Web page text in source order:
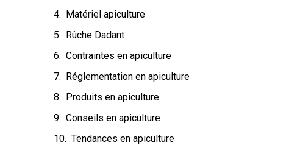
Matériel apiculture
Rûche Dadant
Contraintes en apiculture
Réglementation en apiculture
Produits en apiculture
Conseils en apiculture
Tendances en apiculture